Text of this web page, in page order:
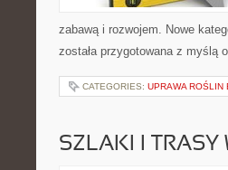
zabawą i rozwojem. Nowe
została przygotowana z
CATEGORIES: UPRAWA ROŚLIN
SZLAKI I TRASY